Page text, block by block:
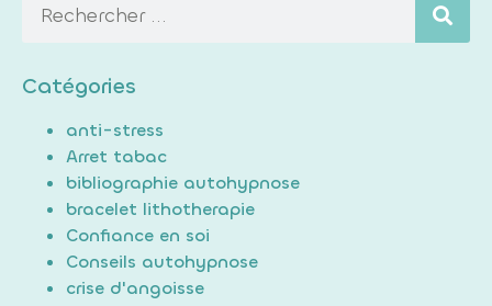
Catégories
anti-stress
Arret tabac
bibliographie autohypnose
bracelet lithotherapie
Confiance en soi
Conseils autohypnose
crise d'angoisse